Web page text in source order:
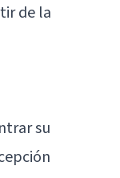
de la
su